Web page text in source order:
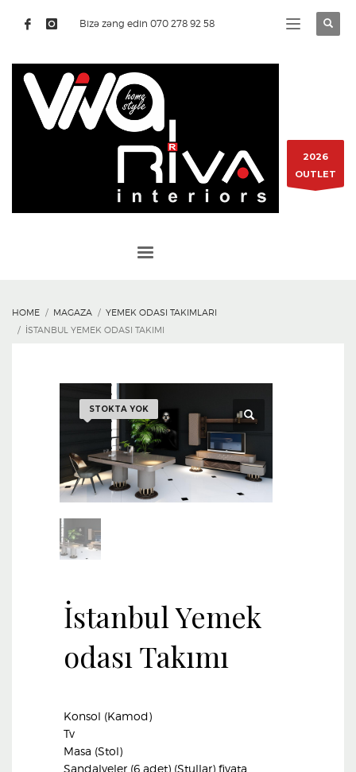
Bizə zəng edin 070 278 92 58
2026
OUTLET
HOME MAGAZA
YEMEK ODASI TAKIMLARI
İSTANBUL YEMEK ODASI TAKIMI
STOKTA YOK
İstanbul Yemek
odası Takımı
Konsol (Kamod)
Tv
Masa (Stol)
Sandalyeler (6 adet) (Stullar) fiyata